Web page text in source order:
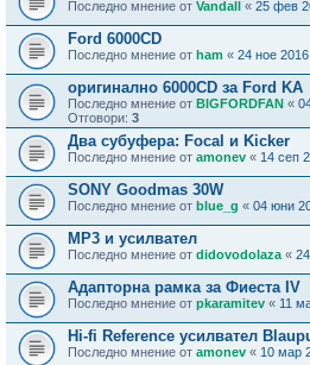
Последно мнение от Vandall « 25 фев
Ford 6000CD
Последно мнение от ham « 24 ное
оригинално 6000CD за Ford KA
Последно мнение от BIGFORDFAN «
Отговори: 3
Два субуфера: Focal и Kicker
Последно мнение от amonev « 14 сеп
SONY Goodmas 30W
Последно мнение от blue_g « 04 юни
MP3 и усилвател
Последно мнение от didovodolaza «
Адапторна рамка за Фиеста IV
Последно мнение от pkaramitev « 11
Hi-fi Reference усилвател
Последно мнение от amonev « 10 мар